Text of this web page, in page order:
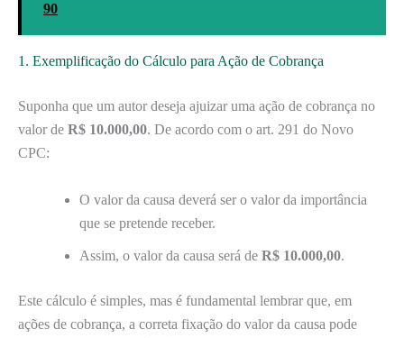
90
1. Exemplificação do Cálculo para Ação de Cobrança
Suponha que um autor deseja ajuizar uma ação de cobrança no
valor de R$ 10.000,00. De acordo com o art. 291 do Novo
CPC:
O valor da causa deverá ser o valor da importância
que se pretende receber.
Assim, o valor da causa será de R$ 10.000,00.
Este cálculo é simples, mas é fundamental lembrar que, em
ações de cobrança, a correta fixação do valor da causa pode